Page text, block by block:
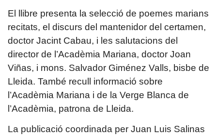
El llibre presenta la selecció de poemes marians
recitats, el discurs del mantenidor del certamen,
doctor Jacint Cabau, i les salutacions del
director de l’Acadèmia Mariana, doctor Joan
Viñas, i mons. Salvador Giménez Valls, bisbe de
Lleida. També recull informació sobre
l’Acadèmia Mariana i de la Verge Blanca de
l’Acadèmia, patrona de Lleida.
La publicació coordinada per Juan Luis Salinas